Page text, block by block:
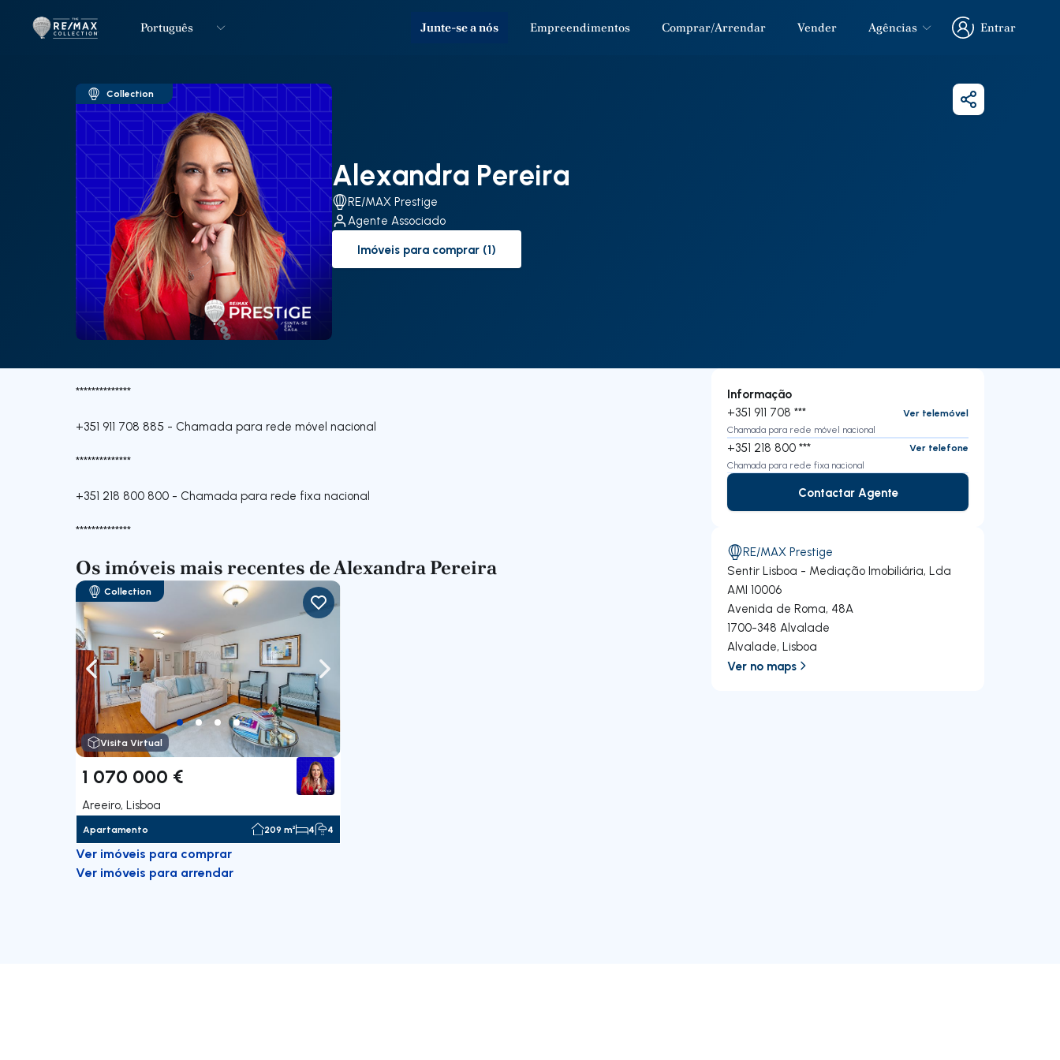
LogoIr para página inicial
Português Junte-se a nós Empreendimentos Comprar/Arrendar Vender Agências
Entrar
Entrar
Collection
Alexandra Pereira
RE/MAX Prestige
Agente Associado
to-buy-listing
Imóveis para comprar (1)
Partilhar
**************
+351 911 708 885 - Chamada para rede móvel nacional
**************
+351 218 800 800 - Chamada para rede fixa nacional
**************
Os imóveis mais recentes de Alexandra Pereira
Navegação para a esquerda Navegação para a direita
Collection
Visita Virtual
1 070 000 €
Areeiro, Lisboa
Apartamento 209 m² 4 4
Ver imóveis para comprar
Ver imóveis para arrendar
Informação
+351 911 708 ***
Ver telemóvel
Chamada para rede móvel nacional
+351 218 800 ***
Ver telefone
Chamada para rede fixa nacional
Contactar Agente
Contactar Agente
RE/MAX Prestige
Sentir Lisboa - Mediação Imobiliária, Lda
AMI 10006
Avenida de Roma, 48A
1700-348 Alvalade
Alvalade,Lisboa
Ver no maps